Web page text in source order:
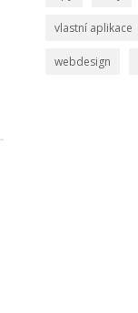
vlastní aplikace
webdesign